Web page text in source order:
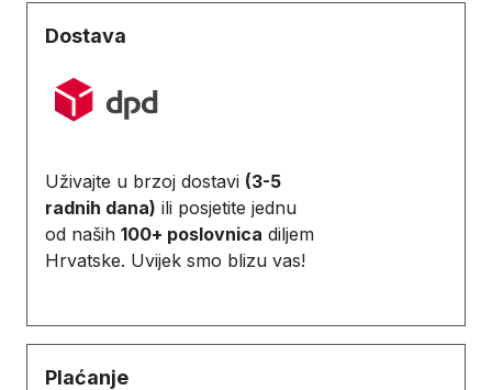
Dostava
Uživajte u brzoj dostavi (3-5
radnih dana) ili posjetite jednu
od naših 100+ poslovnica diljem
Hrvatske. Uvijek smo blizu vas!
Plaćanje